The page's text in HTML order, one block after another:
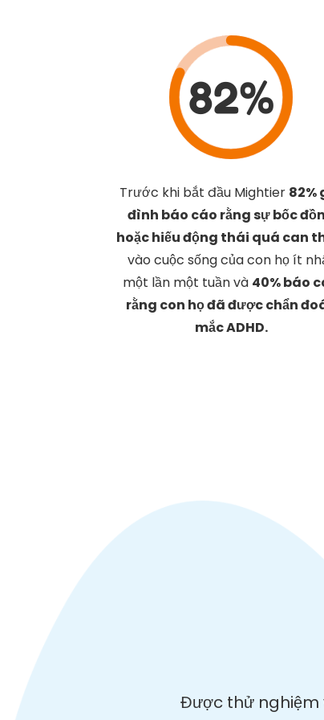
82%
Trước khi bắt đầu Mightier 82%
đình báo cáo rằng sự bốc
hoặc hiếu động thái quá can
vào cuộc sống của con họ ít
một lần một tuần và 40% báo
rằng con họ đã được chẩn
mắc ADHD.
Được thử nghiệm